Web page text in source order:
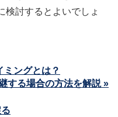
検討するとよいでしょ
ミングとは？
する場合の方法を解説 »